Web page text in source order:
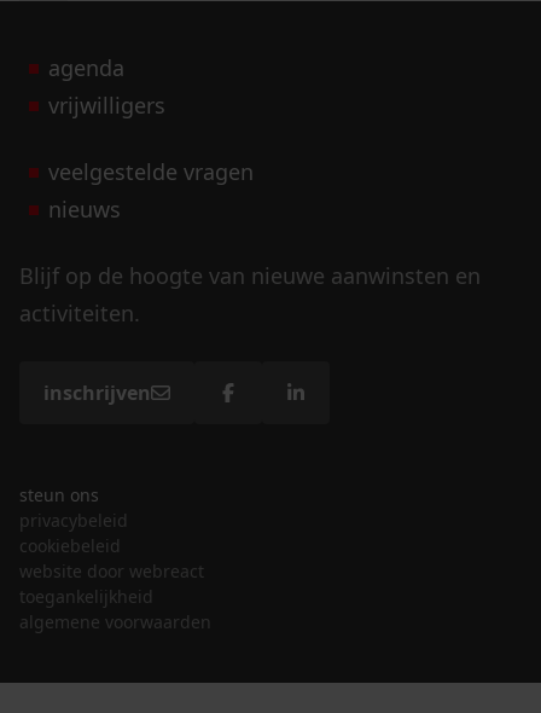
agenda
vrijwilligers
veelgestelde vragen
nieuws
Blijf op de hoogte van nieuwe aanwinsten en
activiteiten.
inschrijven
steun ons
privacybeleid
cookiebeleid
website door webreact
toegankelijkheid
algemene voorwaarden